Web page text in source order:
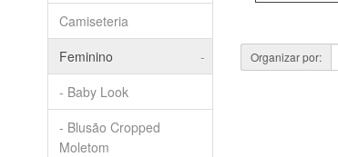
Camiseteria
Feminino
-
- Baby Look
- Blusão Cropped
Moletom
Organizar por: